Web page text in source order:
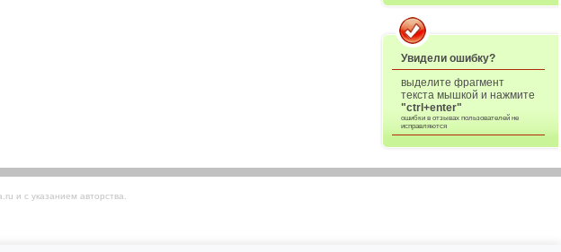
Увидели ошибку?
выделите фрагмент
текста мышкой и нажмите
"ctrl+enter"
ошибки в отзывах пользователей не
исправляются
и с указанием авторства.